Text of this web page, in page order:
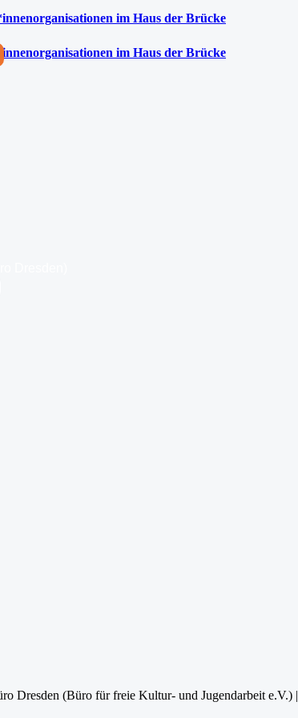
im Haus der Brücke
im Haus der Brücke
Dresden)
Dresden (Büro für freie Kultur- und Jugendarbeit e.V.) |